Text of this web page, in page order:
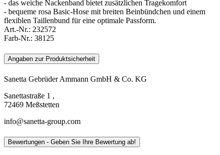
- das weiche Nackenband bietet zusätzlichen Tragekomfort
- bequeme rosa Basic-Hose mit breiten Beinbündchen und einem
flexiblen Taillenbund für eine optimale Passform.
Art.-Nr.: 232572
Farb-Nr.: 38125
Angaben zur Produktsicherheit
Sanetta Gebrüder Ammann GmbH & Co. KG
Sanettastraße 1 ,
72469 Meßstetten
info@sanetta-group.com
Bewertungen - Geben Sie Ihre Bewertung ab!